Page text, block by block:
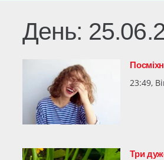
День:
23:49,
Три